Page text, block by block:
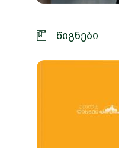
წიგნები